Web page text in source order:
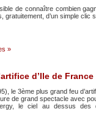
de connaître combien
gratuitement, d’un simple clic
»
d’Ile de France
le 3ème plus grand feu
de grand spectacle avec
le ciel au dessus des